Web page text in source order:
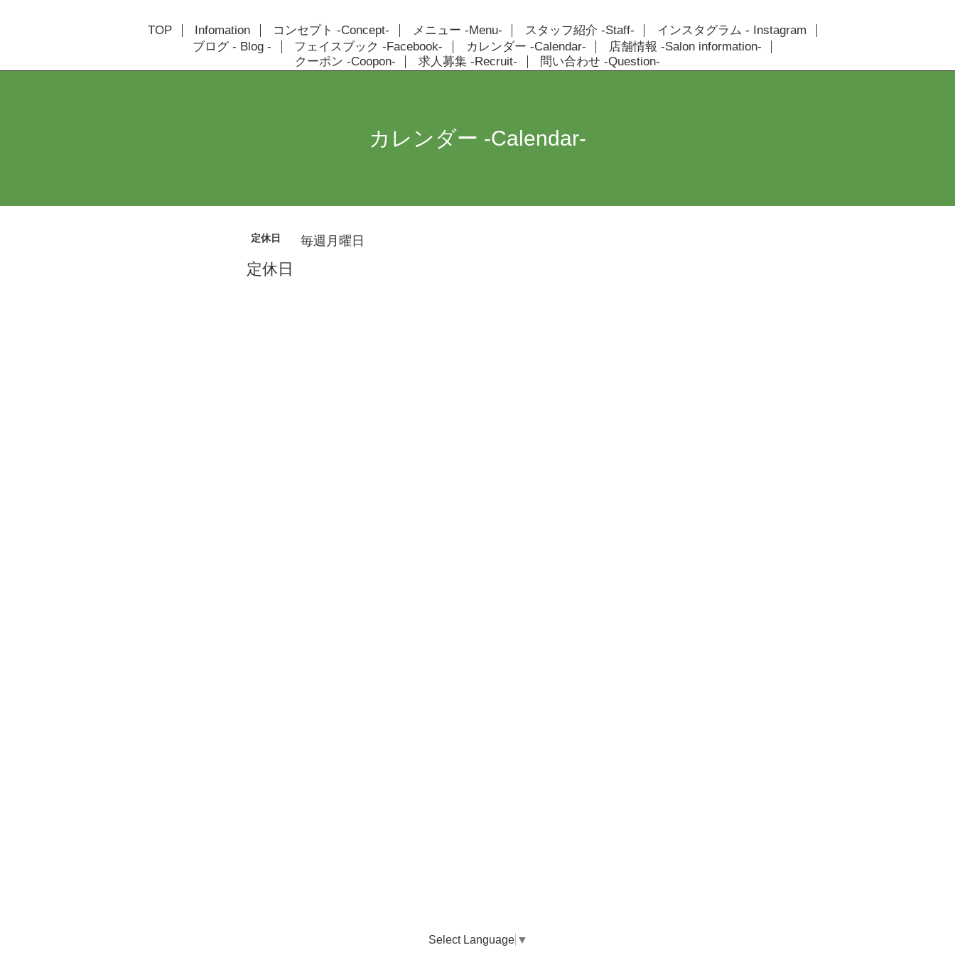
TOP Infomation コンセプト -Concept- メニュー -Menu- スタッフ紹介 -Staff-
インスタグラム - Instagram
ブログ - Blog -
フェイスブック -Facebook- カレンダー -Calendar-
店舗情報 -Salon information-
クーポン -Coopon-
求人募集 -Recruit- 問い合わせ -Question-
カレンダー -Calendar-
定休日 毎週月曜日
定休日
Select Language ▼